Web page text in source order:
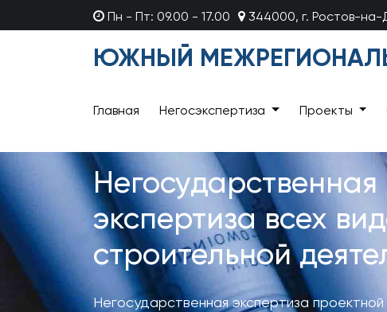
Пн - Пт: 09.00 - 17.00 344000, г. Ростов-на-
ЮЖНЫЙ
Главная Негосэкспертиза Проекты
Негосударственная
экспертиза всех
строительной
Негосударственная экспертиза